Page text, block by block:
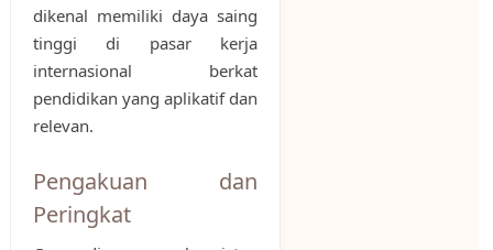
dikenal memiliki daya saing
tinggi di pasar kerja
internasional berkat
pendidikan yang aplikatif dan
relevan.
Pengakuan dan
Peringkat